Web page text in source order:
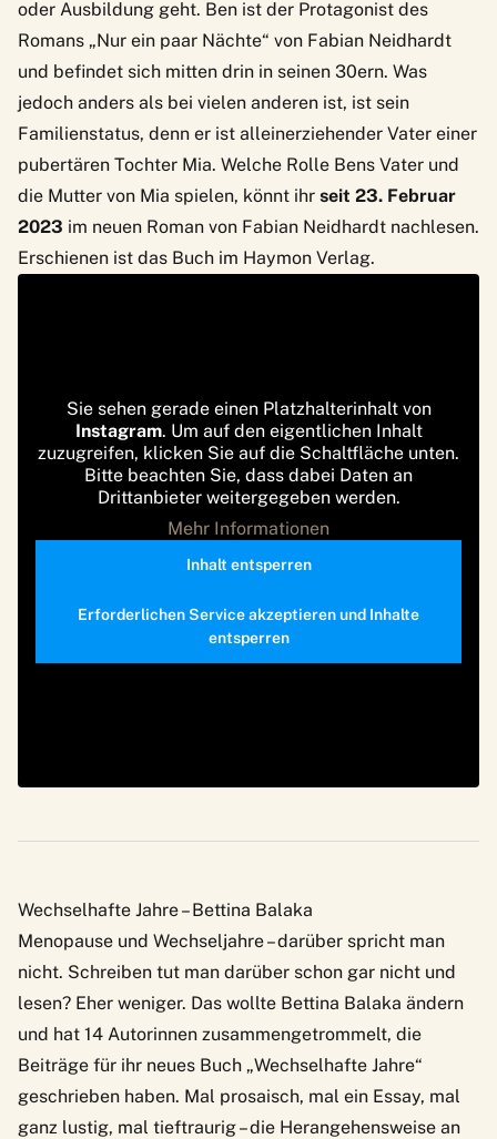
oder Ausbildung geht. Ben ist der Protagonist des
Romans „Nur ein paar Nächte“ von Fabian Neidhardt
und befindet sich mitten drin in seinen 30ern. Was
jedoch anders als bei vielen anderen ist, ist sein
Familienstatus, denn er ist alleinerziehender Vater einer
pubertären Tochter Mia. Welche Rolle Bens Vater und
die Mutter von Mia spielen, könnt ihr seit 23. Februar
2023 im neuen Roman von Fabian Neidhardt nachlesen.
Erschienen ist das Buch im Haymon Verlag.
Sie sehen gerade einen Platzhalterinhalt von
Instagram. Um auf den eigentlichen Inhalt
zuzugreifen, klicken Sie auf die Schaltfläche unten.
Bitte beachten Sie, dass dabei Daten an
Drittanbieter weitergegeben werden.
Mehr Informationen
Inhalt entsperren
Erforderlichen Service akzeptieren und Inhalte
entsperren
Wechselhafte Jahre – Bettina Balaka
Menopause und Wechseljahre – darüber spricht man
nicht. Schreiben tut man darüber schon gar nicht und
lesen? Eher weniger. Das wollte Bettina Balaka ändern
und hat 14 Autorinnen zusammengetrommelt, die
Beiträge für ihr neues Buch „Wechselhafte Jahre“
geschrieben haben. Mal prosaisch, mal ein Essay, mal
ganz lustig, mal tieftraurig – die Herangehensweise an